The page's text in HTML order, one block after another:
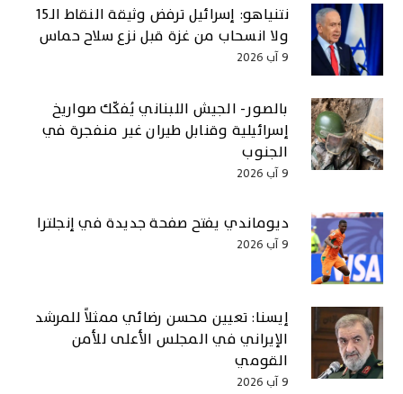
نتنياهو: إسرائيل ترفض وثيقة النقاط الـ15
ولا انسحاب من غزة قبل نزع سلاح حماس
9 آب 2026
بالصور- الجيش اللبناني يُفكّك صواريخ
إسرائيلية وقنابل طيران غير منفجرة في
الجنوب
9 آب 2026
ديوماندي يفتح صفحة جديدة في إنجلترا
9 آب 2026
إيسنا: تعيين محسن رضائي ممثلاً للمرشد
الإيراني في المجلس الأعلى للأمن
القومي
9 آب 2026